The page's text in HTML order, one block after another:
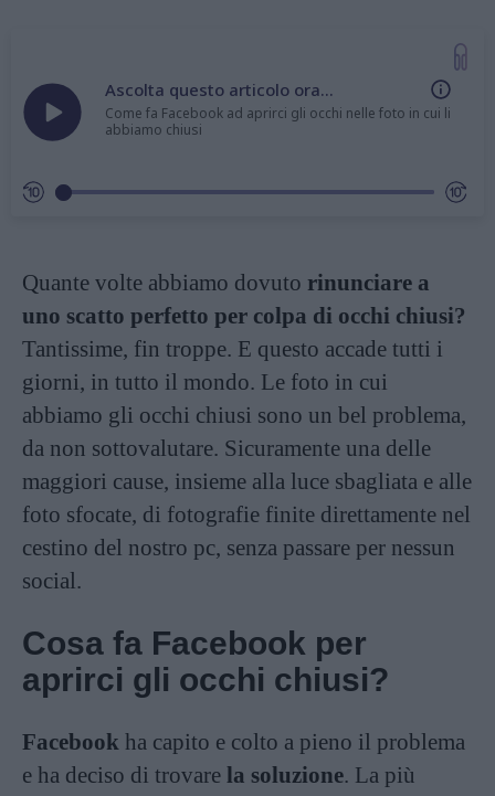
Ascolta questo articolo ora...
Come fa Facebook ad aprirci gli occhi nelle foto in cui li
abbiamo chiusi
Quante volte abbiamo dovuto rinunciare a
uno scatto perfetto per colpa di occhi chiusi?
Tantissime, fin troppe. E questo accade tutti i
giorni, in tutto il mondo. Le foto in cui
abbiamo gli occhi chiusi sono un bel problema,
da non sottovalutare. Sicuramente una delle
maggiori cause, insieme alla luce sbagliata e alle
foto sfocate, di fotografie finite direttamente nel
cestino del nostro pc, senza passare per nessun
social.
Cosa fa Facebook per
aprirci gli occhi chiusi?
Facebook ha capito e colto a pieno il problema
e ha deciso di trovare la soluzione. La più